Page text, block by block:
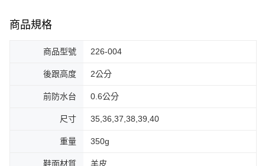
商品規格
商品型號 226-004
後跟高度 2公分
前防水台 0.6公分
尺寸 35,36,37,38,39,40
重量 350g
鞋面材質 羊皮